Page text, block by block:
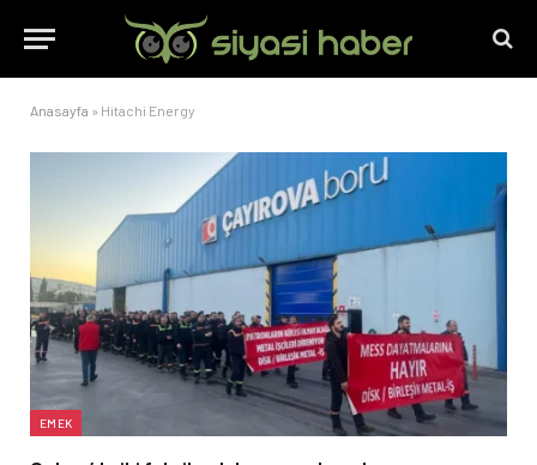
Anasayfa » Hitachi Energy
EMEK